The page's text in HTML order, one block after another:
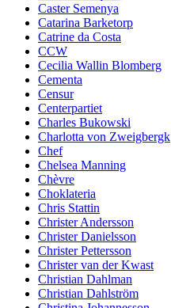
Caster Semenya
Catarina Barketorp
Catrine da Costa
CCW
Cecilia Wallin Blomberg
Cementa
Censur
Centerpartiet
Charles Bukowski
Charlotta von Zweigbergk
Chef
Chelsea Manning
Chèvre
Choklateria
Chris Stattin
Christer Andersson
Christer Danielsson
Christer Pettersson
Christer van der Kwast
Christian Dahlman
Christian Dahlström